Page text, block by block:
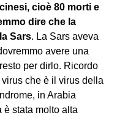
cioè 80 morti e
dire che la
Sars. La Sars aveva
avere una
per dirlo. Ricordo
che è il virus della
in Arabia
è stata molto alta